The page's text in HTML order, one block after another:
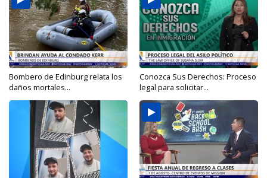
Bombero de Edinburg relata los
daños mortales...
Conozca Sus Derechos: Proceso
legal para solicitar...